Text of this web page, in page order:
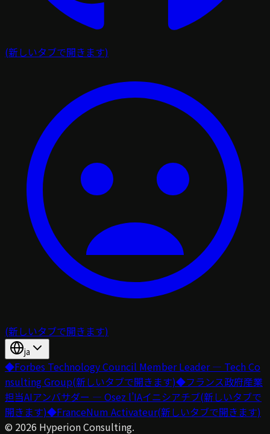
(新しいタブで開きます)
(新しいタブで開きます)
ja
◆Forbes Technology Council Member Leader — Tech Co
nsulting Group(新しいタブで開きます)◆フランス政府産業
担当AIアンバサダー — Osez l’IAイニシアチブ(新しいタブで
開きます)◆FranceNum Activateur(新しいタブで開きます)
© 2026 Hyperion Consulting.